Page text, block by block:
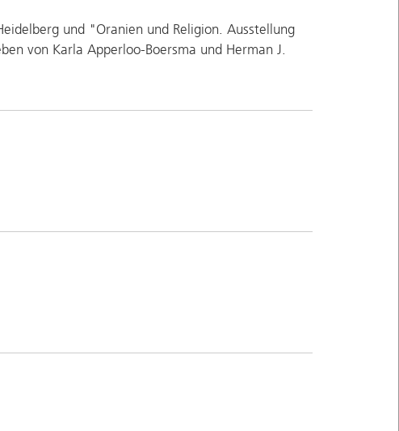
und "Oranien und Religion. Ausstellung
von Karla Apperloo-Boersma und Herman J.